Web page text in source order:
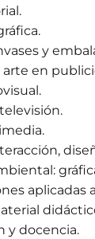
y
en
aplicadas
y docencia.